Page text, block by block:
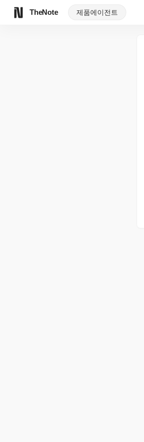
TheNote 제품에이전트